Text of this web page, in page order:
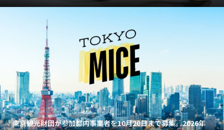
東京観光財団が参加都内事業者を10月20日まで募集。2026年